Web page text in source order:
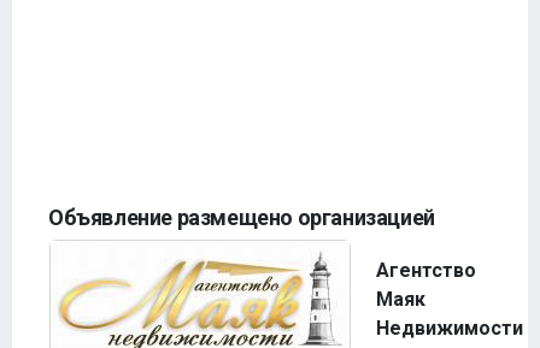
Объявление размещено организацией
Агентство
Маяк
Недвижимости